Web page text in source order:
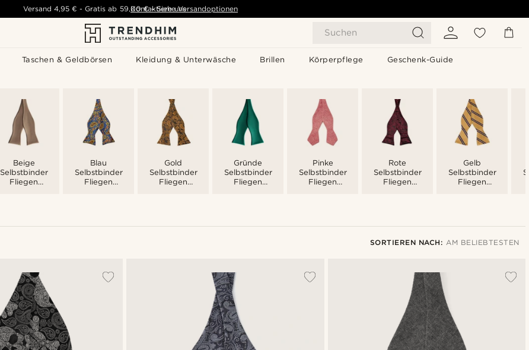
Suchen
Taschen & Geldbörsen Kleidung & Unterwäsche Brillen Körperpflege Geschenk-Guide
Versand 4,95 € -Gratis ab 59,00 € - Siehe Versandoptionen
Kontaktiere uns
Beige
Selbstbinder
Fliegen
Blau
Selbstbinder
Fliegen
Gold
Selbstbinder
Fliegen
Gründe
Selbstbinder
Fliegen
Pinke
Selbstbinder
Fliegen
Rote
Selbstbinder
Fliegen
Gelb
Selbstbinder
Fliegen
SORTIEREN NACH: AM BELIEBTESTEN
Am Beliebtesten
Niedrigster Preis
Höchster Preis